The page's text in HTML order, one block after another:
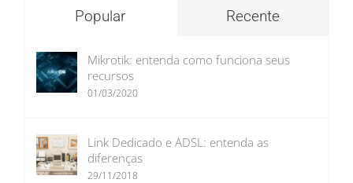
Popular Recente
Mikrotik: entenda como funciona seus
recursos
01/03/2020
Link Dedicado e ADSL: entenda as
diferenças
29/11/2018